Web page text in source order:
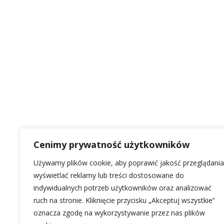
Cenimy prywatność użytkowników
Używamy plików cookie, aby poprawić jakość
wyświetlać reklamy lub treści dostosowane do
indywidualnych potrzeb użytkowników oraz analizować
ruch na stronie. Kliknięcie przycisku „Akceptuj wszystkie”
oznacza zgodę na wykorzystywanie przez nas plików